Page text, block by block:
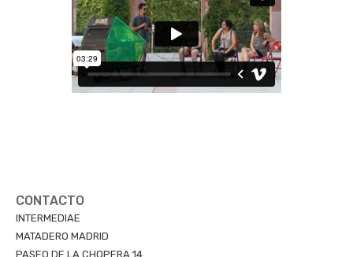
CONTACTO
INTERMEDIAE
MATADERO MADRID
PASEO DE LA CHOPERA 14